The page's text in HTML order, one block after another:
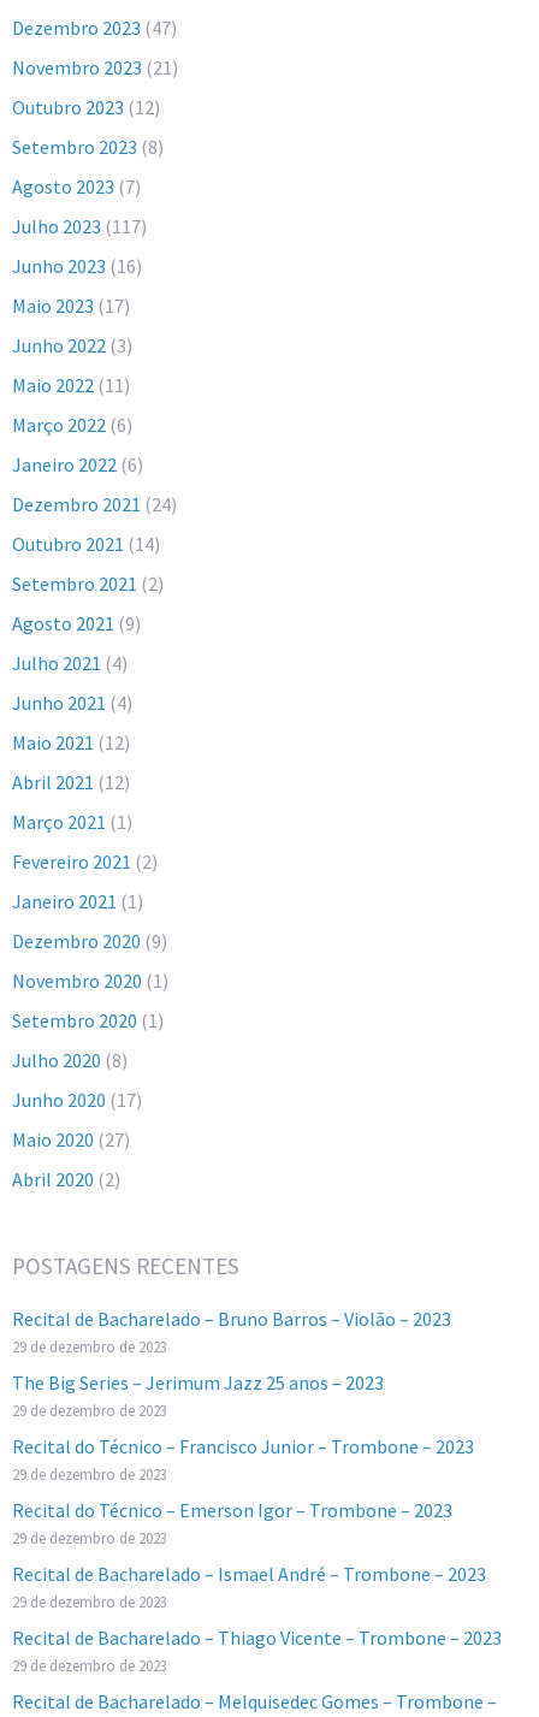
Dezembro 2023 (47)
Novembro 2023 (21)
Outubro 2023 (12)
Setembro 2023 (8)
Agosto 2023 (7)
Julho 2023 (117)
Junho 2023 (16)
Maio 2023 (17)
Junho 2022 (3)
Maio 2022 (11)
Março 2022 (6)
Janeiro 2022 (6)
Dezembro 2021 (24)
Outubro 2021 (14)
Setembro 2021 (2)
Agosto 2021 (9)
Julho 2021 (4)
Junho 2021 (4)
Maio 2021 (12)
Abril 2021 (12)
Março 2021 (1)
Fevereiro 2021 (2)
Janeiro 2021 (1)
Dezembro 2020 (9)
Novembro 2020 (1)
Setembro 2020 (1)
Julho 2020 (8)
Junho 2020 (17)
Maio 2020 (27)
Abril 2020 (2)
POSTAGENS RECENTES
Recital de Bacharelado – Bruno Barros – Violão – 2023
29 de dezembro de 2023
The Big Series – Jerimum Jazz 25 anos – 2023
29 de dezembro de 2023
Recital do Técnico – Francisco Junior – Trombone – 2023
29 de dezembro de 2023
Recital do Técnico – Emerson Igor – Trombone – 2023
29 de dezembro de 2023
Recital de Bacharelado – Ismael André – Trombone – 2023
29 de dezembro de 2023
Recital de Bacharelado – Thiago Vicente – Trombone – 2023
29 de dezembro de 2023
Recital de Bacharelado – Melquisedec Gomes – Trombone –